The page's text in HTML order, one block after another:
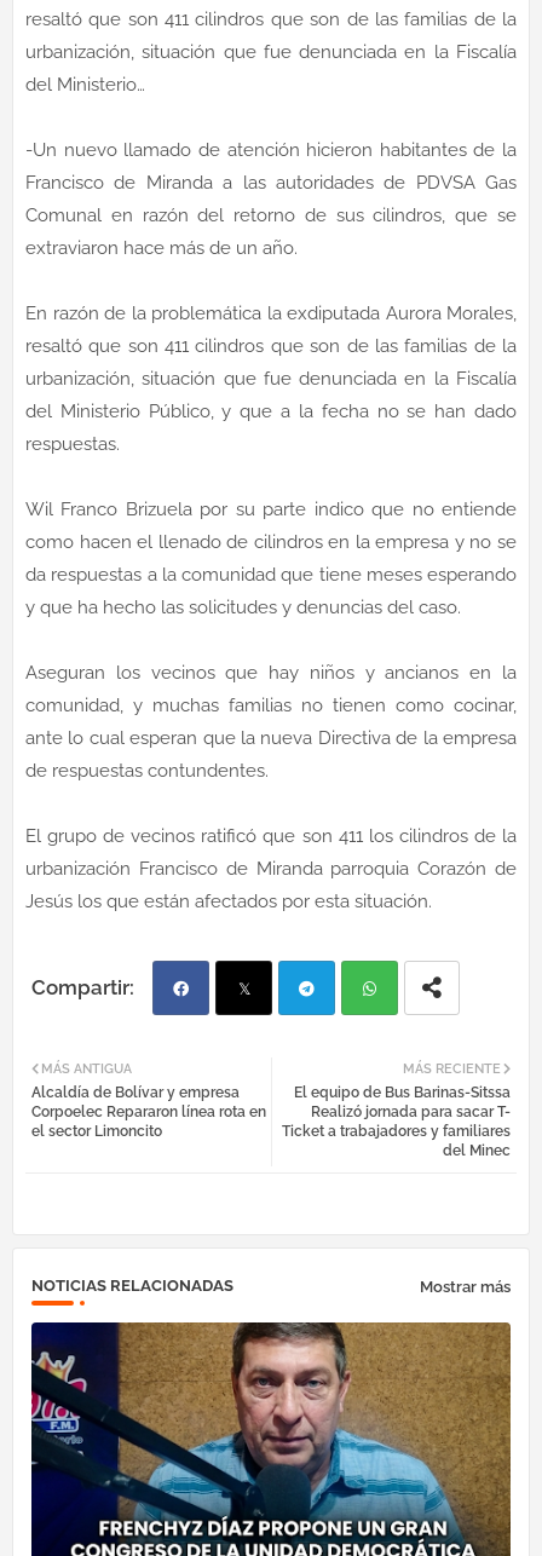
resaltó que son 411 cilindros que son de las familias de la
urbanización, situación que fue denunciada en la Fiscalía
del Ministerio…
-Un nuevo llamado de atención hicieron habitantes de la
Francisco de Miranda a las autoridades de PDVSA Gas
Comunal en razón del retorno de sus cilindros, que se
extraviaron hace más de un año.
En razón de la problemática la exdiputada Aurora Morales,
resaltó que son 411 cilindros que son de las familias de la
urbanización, situación que fue denunciada en la Fiscalía
del Ministerio Público, y que a la fecha no se han dado
respuestas.
Wil Franco Brizuela por su parte indico que no entiende
como hacen el llenado de cilindros en la empresa y no se
da respuestas a la comunidad que tiene meses esperando
y que ha hecho las solicitudes y denuncias del caso.
Aseguran los vecinos que hay niños y ancianos en la
comunidad, y muchas familias no tienen como cocinar,
ante lo cual esperan que la nueva Directiva de la empresa
de respuestas contundentes.
El grupo de vecinos ratificó que son 411 los cilindros de la
urbanización Francisco de Miranda parroquia Corazón de
Jesús los que están afectados por esta situación.
ebo tter egr atsa
MÁS RECIENTE
El equipo de Bus Barinas-Sitssa
Realizó jornada para sacar T-
Ticket a trabajadores y familiares
del Minec
MÁS ANTIGUA
Alcaldía de Bolívar y empresa
Corpoelec Repararon línea rota en
el sector Limoncito
NOTICIAS RELACIONADAS Mostrar más